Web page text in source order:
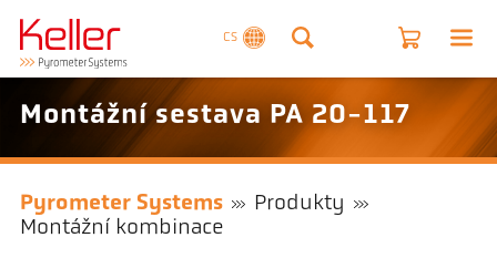
CS
Montážní sestava PA 20-117
Pyrometer Systems
Produkty
Montážní kombinace